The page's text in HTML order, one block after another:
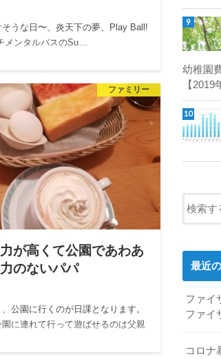
そうな日〜、炎天下の夢、Play Ball!
メンタルバスのSu…
ファミリー
が高くて公園であわあ
のないパパ
公園に行くのが日課となります。
に連れて行って遊ばせるのは父親
幼稚園
【2019
最近
ファイ
ファイ
コロナ